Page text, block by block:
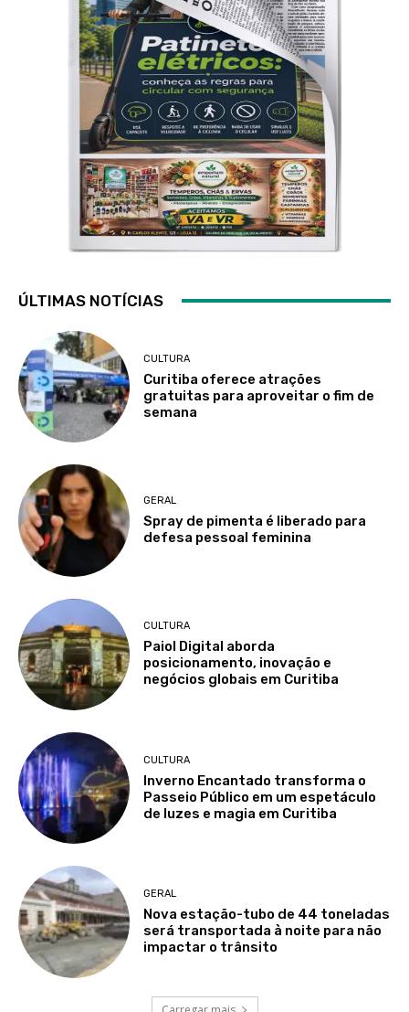
ÚLTIMAS NOTÍCIAS
CULTURA
Curitiba oferece atrações
gratuitas para aproveitar o fim de
semana
GERAL
Spray de pimenta é liberado para
defesa pessoal feminina
CULTURA
Paiol Digital aborda
posicionamento, inovação e
negócios globais em Curitiba
CULTURA
Inverno Encantado transforma o
Passeio Público em um espetáculo
de luzes e magia em Curitiba
GERAL
Nova estação-tubo de 44 toneladas
será transportada à noite para não
impactar o trânsito